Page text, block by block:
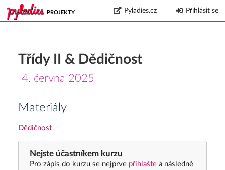
PROJEKTY Pyladies.cz Přihlásit se
Třídy II & Dědičnost
4. června 2025
Materiály
Dědičnost
Nejste účastníkem kurzu
Pro zápis do kurzu se nejprvepřihlašte a následně